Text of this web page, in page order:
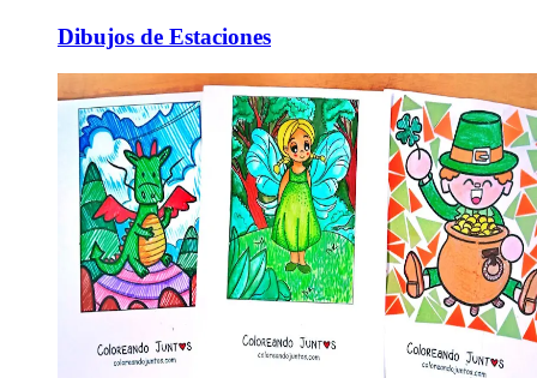
Dibujos de Estaciones